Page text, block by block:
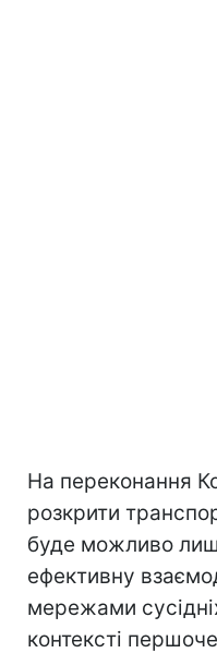
На переконання
розкрити
буде можливо
ефективну
мережами
контексті